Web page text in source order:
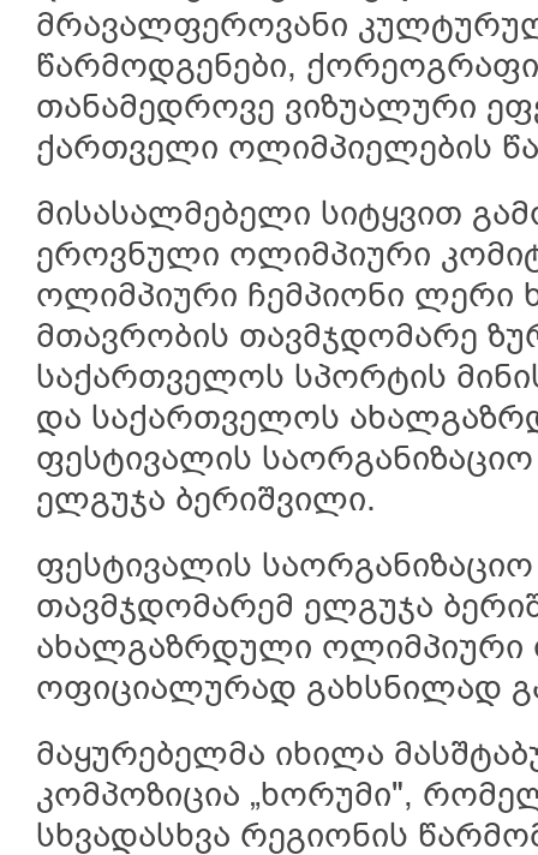
მრავალფეროვანი
წარმოდგენები,
თანამედროვე ვიზუალური
ქართველი ოლიმპიელების
მისასალმებელი სიტყვით
ეროვნული ოლიმპიური
ოლიმპიური ჩემპიონი ლერი
მთავრობის თავმჯდომარე
საქართველოს სპორტის
და საქართველოს
ფესტივალის
ელგუჯა ბერიშვილი.
ფესტივალის
თავმჯდომარემ ელგუჯა
ახალგაზრდული ოლიმპიური
ოფიციალურად გახსნილად
მაყურებელმა იხილა
კომპოზიცია „ხორუმი",
სხვადასხვა რეგიონის